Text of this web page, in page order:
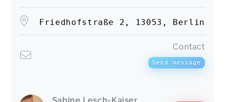
Friedhofstraße 2, 13053, Berlin
Contact
Send message